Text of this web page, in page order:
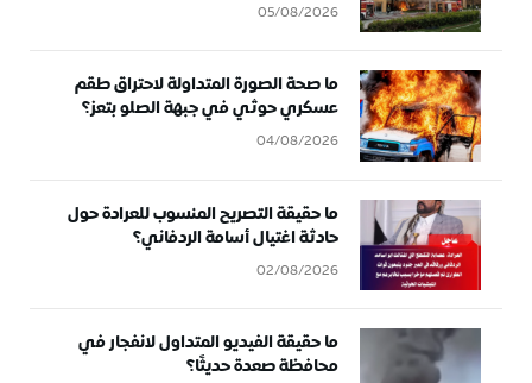
05/08/2026
ما صحة الصورة المتداولة لاحتراق طقم
عسكري حوثي في جبهة الصلو بتعز؟
04/08/2026
ما حقيقة التصريح المنسوب للعرادة حول
حادثة اغتيال أسامة الردفاني؟
02/08/2026
ما حقيقة الفيديو المتداول لانفجار في
محافظة صعدة حديثًا؟